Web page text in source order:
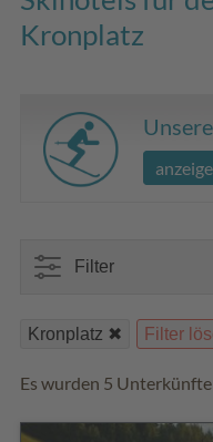
Kronplatz
Filter
Kronplatz Filter
Es wurden 5 Unterkünfte